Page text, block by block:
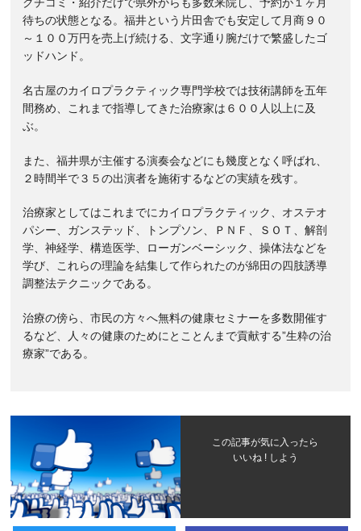
クチコミ・紹介だけで県外からも多数来院し、予約が１ヶ月
待ちの状態となる。福井という片田舎でも安定して月商９０
～１００万円を売上げ続ける、文字通り腕だけで繁盛したゴ
ッドハンド。
名古屋のカイロプラクティック専門学校では技術講師を五年
間務め、これまで指導してきた治療家は６００人以上に及
ぶ。
また、福井県が主催する演奏会などにも幾度となく呼ばれ、
２時間半で３５の出演者を施術するなどの実績を残す。
治療家としてはこれまでにカイロプラクティック、オステオ
パシー、ガンステッド、トンプソン、ＰＮＦ、ＳＯＴ、解剖
学、神経学、構造医学、ローガンベーシック、操体法などを
学び、これらの理論を結集して作られたのが綿田の四肢誘導
調整法テクニックである。
治療の傍ら、市民の方々へ無料の健康セミナーを多数開催す
るなど、人々の健康のためにとことんまで貢献する”生粋の治
療家”である。
この記事が気に入ったら
いいね ! しよう